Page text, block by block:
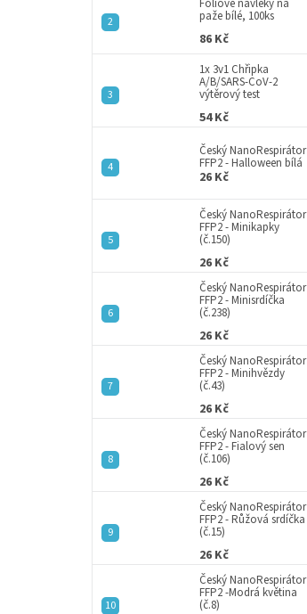
paže bílé, 100ks
86 Kč
1x 3v1 Chřipka
A/B/SARS-CoV-2
výtěrový test
54 Kč
Český NanoRespirátor
FFP2 - Halloween bílá
26 Kč
Český NanoRespirátor
FFP2 - Minikapky
(č.150)
26 Kč
Český NanoRespirátor
FFP2 - Minisrdíčka
(č.238)
26 Kč
Český NanoRespirátor
FFP2 - Minihvězdy
(č.43)
26 Kč
Český NanoRespirátor
FFP2 - Fialový sen
(č.106)
26 Kč
Český NanoRespirátor
FFP2 - Růžová srdíčka
(č.15)
26 Kč
Český NanoRespirátor
FFP2 -Modrá květina
(č.8)